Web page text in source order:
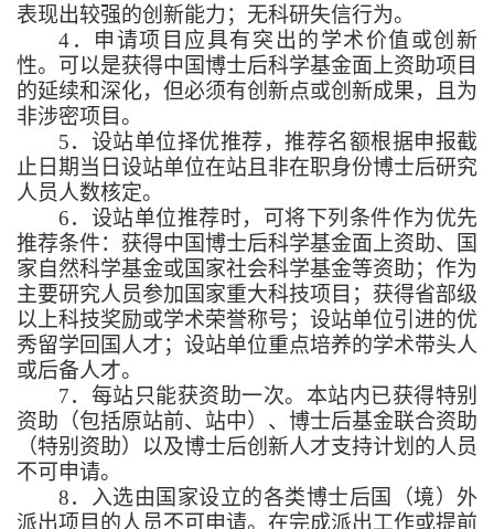
表现出较强的创新能力；无科研失信行为。
4．申请项目应具有突出的学术价值或创新
性。可以是获得中国博士后科学基金面上资助项目
的延续和深化，但必须有创新点或创新成果，且为
非涉密项目。
5．设站单位择优推荐，推荐名额根据申报截
止日期当日设站单位在站且非在职身份博士后研究
人员人数核定。
6．设站单位推荐时，可将下列条件作为优先
推荐条件：获得中国博士后科学基金面上资助、国
家自然科学基金或国家社会科学基金等资助；作为
主要研究人员参加国家重大科技项目；获得省部级
以上科技奖励或学术荣誉称号；设站单位引进的优
秀留学回国人才；设站单位重点培养的学术带头人
或后备人才。
7．每站只能获资助一次。本站内已获得特别
资助（包括原站前、站中）、博士后基金联合资助
（特别资助）以及博士后创新人才支持计划的人员
不可申请。
8．入选由国家设立的各类博士后国（境）外
派出项目的人员不可申请。在完成派出工作或提前